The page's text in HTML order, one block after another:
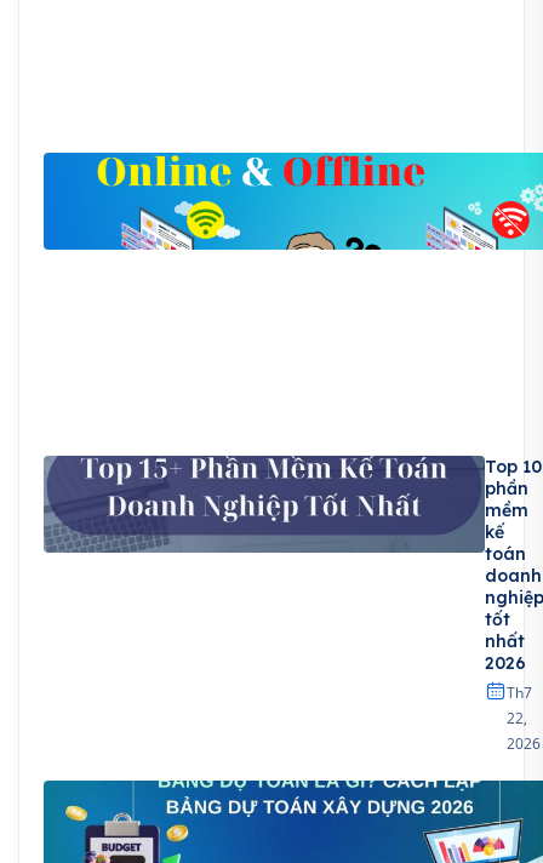
Top 10
phần
mềm
kế
toán
doanh
nghiệp
tốt
nhất
2026
Th7
22,
2026